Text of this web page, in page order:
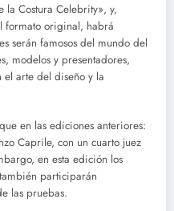
la Costura Celebrity», y,
formato original, habrá
serán famosos del mundo del
modelos y presentadores,
el arte del diseño y la
en las ediciones anteriores:
Caprile, con un cuarto juez
en esta edición los
participarán
las pruebas.